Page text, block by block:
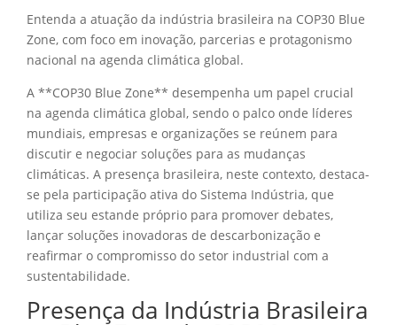
Entenda a atuação da indústria brasileira na COP30 Blue
Zone, com foco em inovação, parcerias e protagonismo
nacional na agenda climática global.
A **COP30 Blue Zone** desempenha um papel crucial
na agenda climática global, sendo o palco onde líderes
mundiais, empresas e organizações se reúnem para
discutir e negociar soluções para as mudanças
climáticas. A presença brasileira, neste contexto, destaca-
se pela participação ativa do Sistema Indústria, que
utiliza seu estande próprio para promover debates,
lançar soluções inovadoras de descarbonização e
reafirmar o compromisso do setor industrial com a
sustentabilidade.
Presença da Indústria Brasileira